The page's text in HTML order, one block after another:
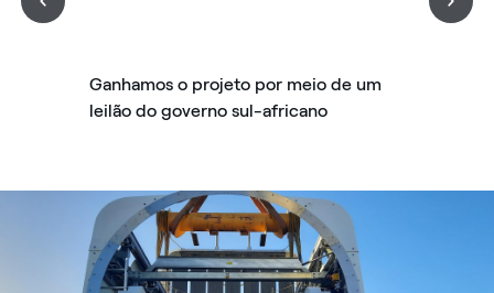
Ganhamos o projeto por meio de um
leilão do governo sul-africano
Parque Eólico Oyster Bay